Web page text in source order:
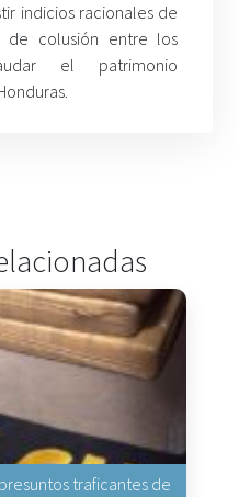
indicios racionales de
colusión entre los
el patrimonio
traficantes de